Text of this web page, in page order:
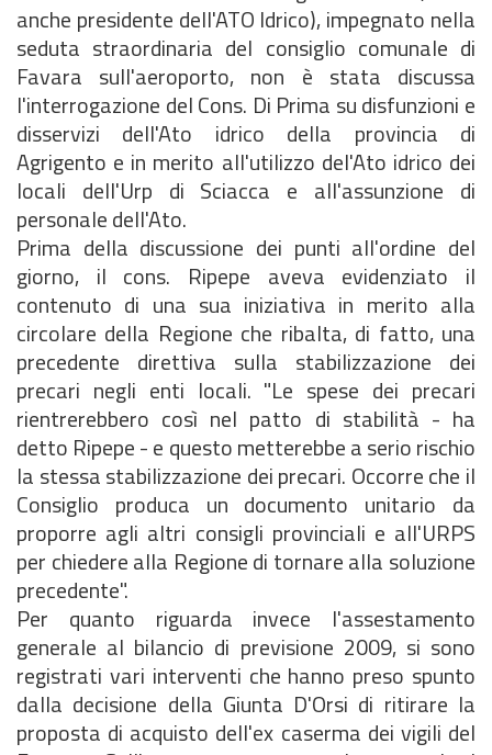
anche presidente dell'ATO Idrico), impegnato nella
seduta straordinaria del consiglio comunale di
Favara sull'aeroporto, non è stata discussa
l'interrogazione del Cons. Di Prima su disfunzioni e
disservizi dell'Ato idrico della provincia di
Agrigento e in merito all'utilizzo del'Ato idrico dei
locali dell'Urp di Sciacca e all'assunzione di
personale dell'Ato.
Prima della discussione dei punti all'ordine del
giorno, il cons. Ripepe aveva evidenziato il
contenuto di una sua iniziativa in merito alla
circolare della Regione che ribalta, di fatto, una
precedente direttiva sulla stabilizzazione dei
precari negli enti locali. "Le spese dei precari
rientrerebbero così nel patto di stabilità - ha
detto Ripepe - e questo metterebbe a serio rischio
la stessa stabilizzazione dei precari. Occorre che il
Consiglio produca un documento unitario da
proporre agli altri consigli provinciali e all'URPS
per chiedere alla Regione di tornare alla soluzione
precedente".
Per quanto riguarda invece l'assestamento
generale al bilancio di previsione 2009, si sono
registrati vari interventi che hanno preso spunto
dalla decisione della Giunta D'Orsi di ritirare la
proposta di acquisto dell'ex caserma dei vigili del